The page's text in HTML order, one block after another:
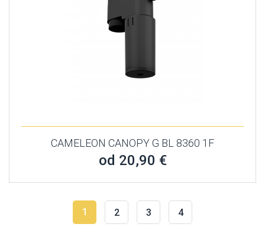
CAMELEON CANOPY G BL 8360 1F
od 20,90 €
1 2 3 4